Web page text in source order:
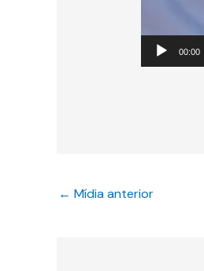
00:00
← Mídia anterior